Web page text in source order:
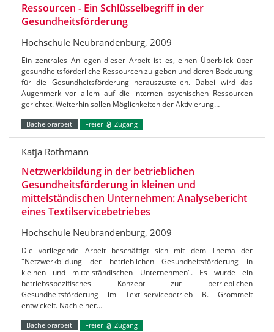
Ressourcen - Ein Schlüsselbegriff in der
Gesundheitsförderung
Hochschule Neubrandenburg, 2009
Ein zentrales Anliegen dieser Arbeit ist es, einen Überblick über
gesundheitsförderliche Ressourcen zu geben und deren Bedeutung
für die Gesundheitsförderung herauszustellen. Dabei wird das
Augenmerk vor allem auf die internen psychischen Ressourcen
gerichtet. Weiterhin sollen Möglichkeiten der Aktivierung…
Bachelorarbeit Freier Zugang
Katja Rothmann
Netzwerkbildung in der betrieblichen
Gesundheitsförderung in kleinen und
mittelständischen Unternehmen: Analysebericht
eines Textilservicebetriebes
Hochschule Neubrandenburg, 2009
Die vorliegende Arbeit beschäftigt sich mit dem Thema der
"Netzwerkbildung der betrieblichen Gesundheitsförderung in
kleinen und mittelständischen Unternehmen". Es wurde ein
betriebsspezifisches Konzept zur betrieblichen
Gesundheitsförderung im Textilservicebetrieb B. Grommelt
entwickelt. Nach einer…
Bachelorarbeit Freier Zugang